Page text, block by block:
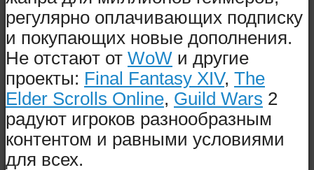
регулярно оплачивающих подписку
и покупающих новые дополнения.
Не отстают от WoW и другие
проекты: Final Fantasy XIV, The
Elder Scrolls Online, Guild Wars 2
радуют игроков разнообразным
контентом и равными условиями
для всех.